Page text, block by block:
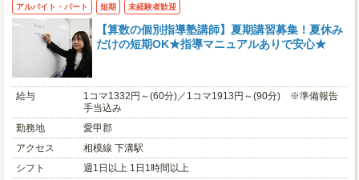
アルバイト・パート 短期 未経験者歓迎
【算数の個別指導塾講師】夏期講習募集！夏休み
だけの短期OK★指導マニュアルありで安心★
給与
1コマ1332円～(60分)／1コマ1913円～(90分) ※準備報告
手当込み
勤務地
愛甲郡
アクセス
相模線 下溝駅
シフト
週1日以上 1日1時間以上